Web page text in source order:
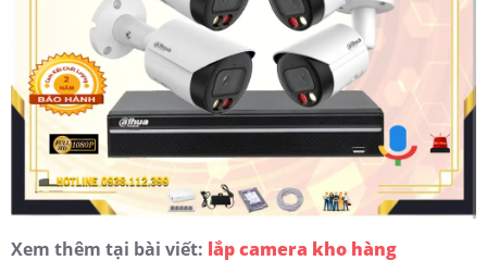
Xem thêm tại bài viết: lắp camera kho hàng